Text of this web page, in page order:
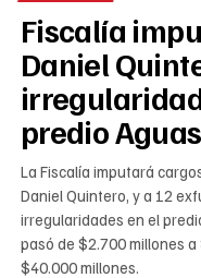
Fiscalía
Daniel
predio
La Fiscalía imputará
Daniel Quintero, y a 12
irregularidades en el
pasó de $2.700 millones
$40.000 millones.